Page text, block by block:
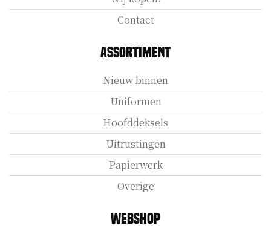
Contact
Assortiment
Nieuw binnen
Uniformen
Hoofddeksels
Uitrustingen
Papierwerk
Overige
Webshop